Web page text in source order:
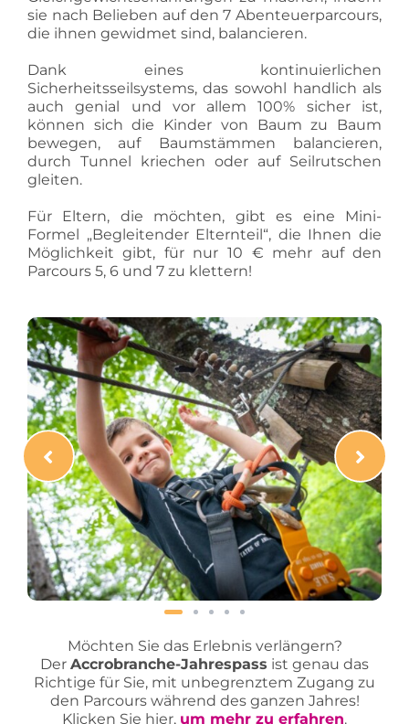
sie nach Belieben auf den 7 Abenteuerparcours,
die ihnen gewidmet sind, balancieren.
Dank eines kontinuierlichen
Sicherheitsseilsystems, das sowohl handlich als
auch genial und vor allem 100% sicher ist,
können sich die Kinder von Baum zu Baum
bewegen, auf Baumstämmen balancieren,
durch Tunnel kriechen oder auf Seilrutschen
gleiten.
Für Eltern, die möchten, gibt es eine Mini-
Formel „Begleitender Elternteil“, die Ihnen die
Möglichkeit gibt, für nur 10 € mehr auf den
Parcours 5, 6 und 7 zu klettern!
Möchten Sie das Erlebnis verlängern?
Der Accrobranche-Jahrespass ist genau das
Richtige für Sie, mit unbegrenztem Zugang zu
den Parcours während des ganzen Jahres!
Klicken Sie hier, um mehr zu erfahren.